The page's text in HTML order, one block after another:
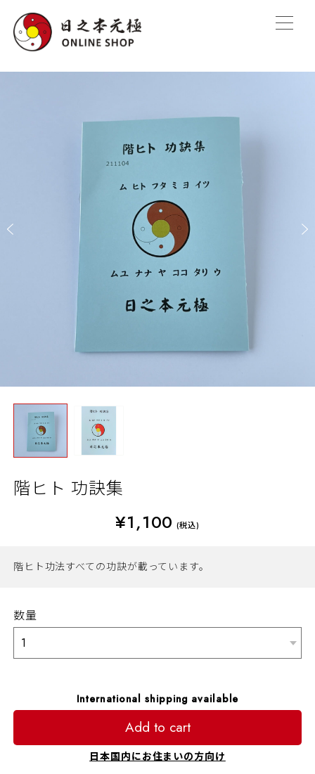
階ヒト 功訣集
¥1,100 (税込)
階ヒト功法すべての功訣が載っています。
数量
International shipping available
Add to cart
日本国内にお住まいの方向け